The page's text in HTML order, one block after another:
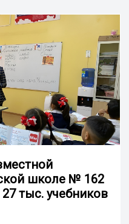
школе № 162
тыс. учебников